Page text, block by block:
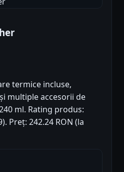
termice incluse,
multiple accesorii de
ml. Rating produs:
Preț: 242.24 RON (la